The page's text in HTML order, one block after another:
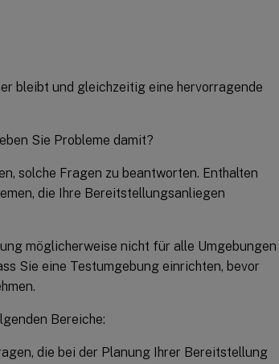
bleibt und gleichzeitig eine hervorragende
Sie Probleme damit?
solche Fragen zu beantworten. Enthalten
die Ihre Bereitstellungsanliegen
möglicherweise nicht für alle Umgebungen
Sie eine Testumgebung einrichten, bevor
Bereiche:
die bei der Planung Ihrer Bereitstellung